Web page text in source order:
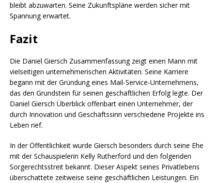
bleibt abzuwarten. Seine Zukunftspläne werden sicher mit
Spannung erwartet.
Fazit
Die Daniel Giersch Zusammenfassung zeigt einen Mann mit
vielseitigen unternehmerischen Aktivitäten. Seine Karriere
begann mit der Gründung eines Mail-Service-Unternehmens,
das den Grundstein für seinen geschäftlichen Erfolg legte. Der
Daniel Giersch Überblick offenbart einen Unternehmer, der
durch Innovation und Geschäftssinn verschiedene Projekte ins
Leben rief.
In der Öffentlichkeit wurde Giersch besonders durch seine Ehe
mit der Schauspielerin Kelly Rutherford und den folgenden
Sorgerechtsstreit bekannt. Dieser Aspekt seines Privatlebens
überschattete zeitweise seine geschäftlichen Leistungen. Ein